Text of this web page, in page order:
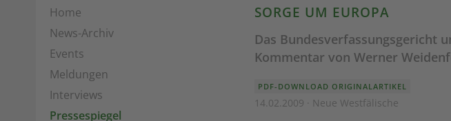
Home
News-Archiv
Events
Meldungen
Interviews
Pressespiegel
SORGE UM EUROPA
Das Bundesverfassungsgericht
Kommentar von Werner
PDF-DOWNLOAD ORIGINALARTIKEL
14.02.2009 · Neue Westfälische